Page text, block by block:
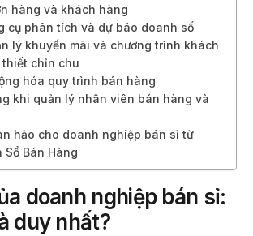
hàng và khách hàng
cụ phân tích và dự báo doanh số
lý khuyến mãi và chương trình khách
chỉn chu
hóa quy trình bán hàng
khi quản lý nhân viên bán hàng và
hảo cho doanh nghiệp bán sỉ từ
Sổ Bán Hàng
doanh nghiệp bán sỉ:
duy nhất?